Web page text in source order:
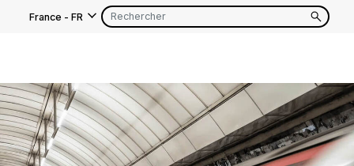
France - FR
EN FR
EN
FR